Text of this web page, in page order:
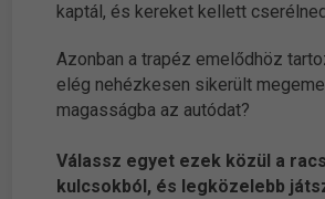
kaptál, és kereket kellett
Azonban a trapéz emelődhöz
elég nehézkesen sikerült
magasságba az autódat?
Válassz egyet ezek közül a
kulcsokból, és legközelebb